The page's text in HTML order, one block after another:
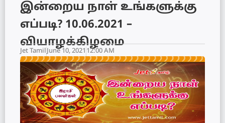
இன்றைய நாள் உங்களுக்கு
எப்படி? 10.06.2021 –
வியாழக்கிழமை
Jet Tamil June 10, 2021 12:00 AM